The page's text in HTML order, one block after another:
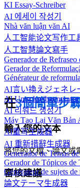
KI Essay-Schreiber
AI 에세이 작성기
Nhà văn luận văn AI
人工智能论文写作工
人工智慧論文寫手
Generador de Refraseo
Gerador de
Générateur de
AI言い換えジェネレ
AI Umschreibgenerator
AI 리워드 생성기
Máy Tạo Lại Văn Bản
AI重写生成器
AI 重新措辭生成器
Generador de Temas
Gerador de Tópicos de
Générateur de sujets de
論文テーマ生成器
在3個簡單步
輸入您的文本
將您的文檔、論文或
審核建議